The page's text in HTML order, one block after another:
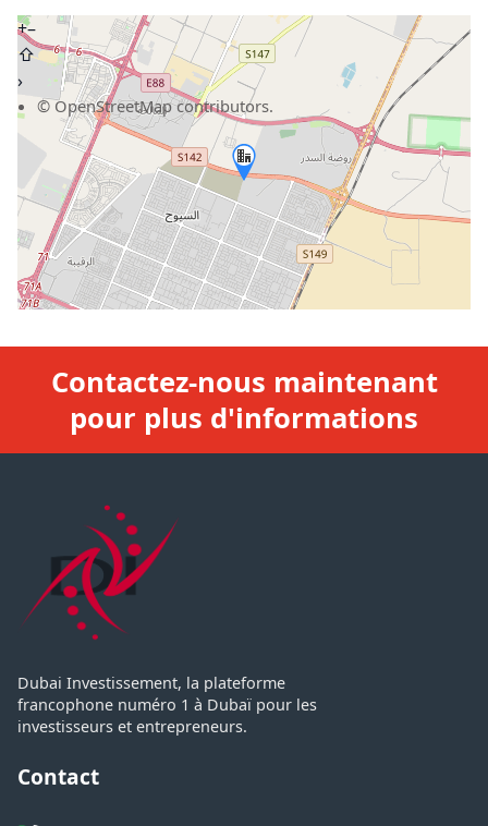
+–
⇧
›
©OpenStreetMapcontributors.
Contactez-nous maintenant
pour plus d'informations
Dubai Investissement, la plateforme
francophone numéro 1 à Dubaï pour les
investisseurs et entrepreneurs.
Contact